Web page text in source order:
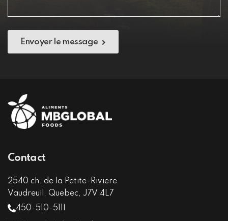
Envoyer le message
Contact
2540 ch. de la Petite-Riviere
Vaudreuil, Quebec, J7V 4L7
450-510-5111